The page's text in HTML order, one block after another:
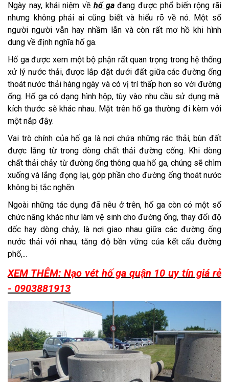
Ngày nay, khái niệm về hố gađang được phổ biến rộng rãi
nhưng không phải ai cũng biết và hiểu rõ về nó. Một số
người người vẫn hay nhầm lẫn và còn rất mơ hồ khi hình
dung về định nghĩa hố ga.
Hố ga được xem một bộ phận rất quan trọng trong hệ thống
xử lý nước thải, được lắp đặt dưới đất giữa các đường ống
thoát nước thải hàng ngày và có vị trí thấp hơn so với đường
ống. Hố ga có dạng hình hộp, tùy vào nhu cầu sử dụng mà
kích thước sẽ khác nhau. Mặt trên hố ga thường đi kèm với
một nắp đậy.
Vai trò chính của hố ga là nơi chứa những rác thải, bùn đất
được lắng từ trong dòng chất thải đường cống. Khi dòng
chất thải chảy từ đường ống thông qua hố ga, chúng sẽ chìm
xuống và lắng đọng lại, góp phần cho đường ống thoát nước
không bị tắc nghẽn.
Ngoài những tác dụng đã nêu ở trên, hố ga còn có một số
chức năng khác như làm vệ sinh cho đường ống, thay đổi độ
dốc hay dòng chảy, là nơi giao nhau giữa các đường ống
nước thải với nhau, tăng độ bền vững của kết cấu đường
phố,...
XEM THÊM: Nạo vét hố ga quận 10 uy tín giá rẻ
- 0903881913